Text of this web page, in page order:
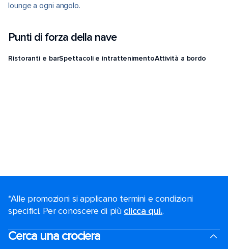
lounge a ogni angolo.
Punti di forza della nave
Ristoranti e barSpettacoli e intrattenimentoAttività a bordo
*Alle promozioni si applicano termini e condizioni
specifici. Per conoscere di più clicca qui..
Cerca una crociera